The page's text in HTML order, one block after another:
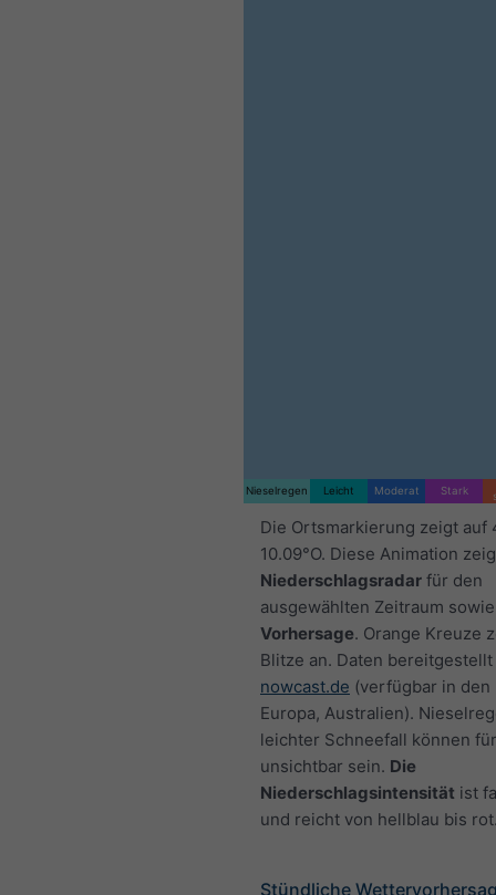
Nieselregen Leicht Moderat Stark
Die Ortsmarkierung zeigt auf
10.09°O. Diese Animation
Niederschlagsradar für den
ausgewählten Zeitraum
Vorhersage. Orange Kreuze
Blitze an. Daten
nowcast.de (verfügbar in den
Europa, Australien).
leichter Schneefall können
unsichtbar sein. Die
Niederschlagsintensität ist
und reicht von hellblau bis
Stündliche